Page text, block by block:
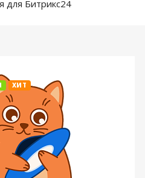
для Битрикс24
ХИТ